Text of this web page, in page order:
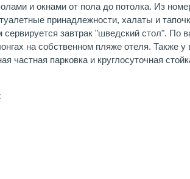
и окнами от пола до потолка. Из
принадлежности, халаты и
сервируется завтрак "шведский стол".
на собственном пляже отеля. Также
частная парковка и круглосуточная